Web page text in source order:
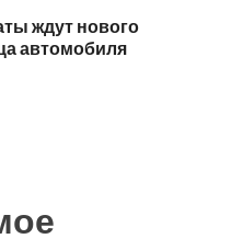
ждут нового
автомобиля